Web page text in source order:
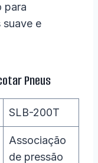
para
suave e
Pneus
SLB-200T
Associação
de pressão